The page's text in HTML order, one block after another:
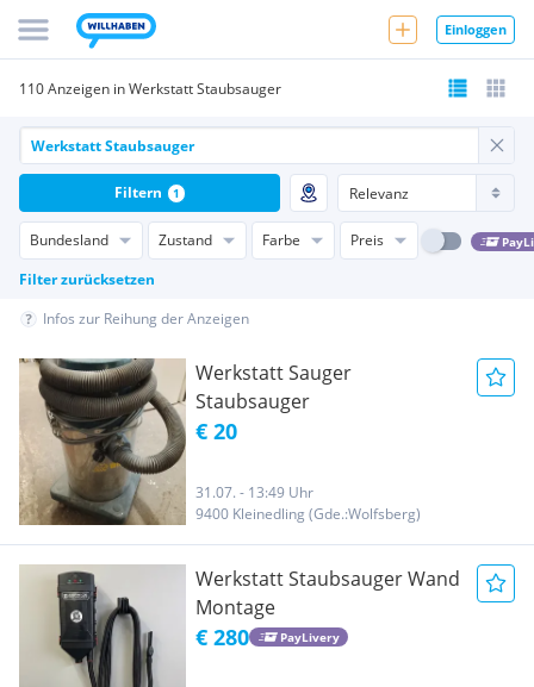
Einloggen
110 Anzeigen in Werkstatt Staubsauger
Bundesland Zustand Farbe Preis
Filter zurücksetzen
Filtern 1
Infos zur Reihung der Anzeigen
Werkstatt Sauger
Staubsauger
€ 20
31.07. - 13:49 Uhr
9400 Kleinedling (Gde.:Wolfsberg)
Werkstatt Staubsauger Wand
Montage
€ 280 PayLivery